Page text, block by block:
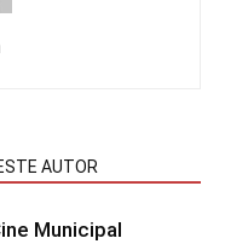
AUTOR
Municipal